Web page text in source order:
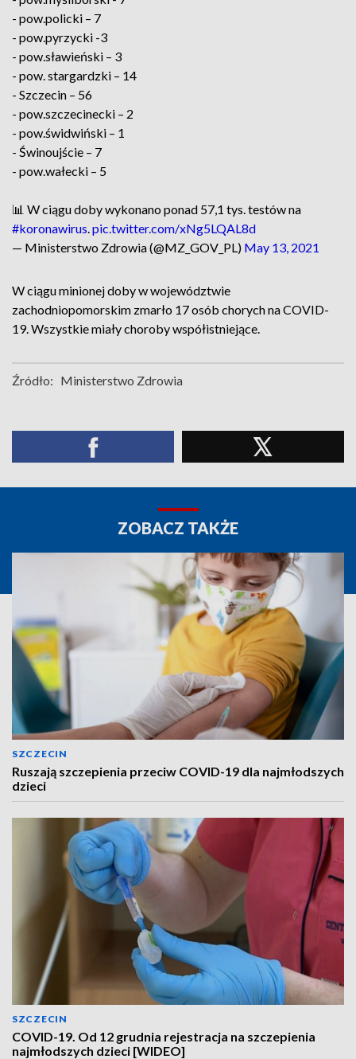
- pow.policki – 7
- pow.pyrzycki -3
- pow.sławieński – 3
- pow. stargardzki – 14
- Szczecin – 56
- pow.szczecinecki – 2
- pow.świdwiński – 1
- Świnoujście – 7
- pow.wałecki – 5
📊 W ciągu doby wykonano ponad 57,1 tys. testów na
#koronawirus.pic.twitter.com/xNg5LQAL8d
— Ministerstwo Zdrowia (@MZ_GOV_PL) May 13, 2021
W ciągu minionej doby w województwie
zachodniopomorskim zmarło 17 osób chorych na COVID-
19. Wszystkie miały choroby współistniejące.
Źródło: Ministerstwo Zdrowia
ZOBACZ TAKŻE
SZCZECIN
Ruszają szczepienia przeciw COVID-19 dla najmłodszych
dzieci
SZCZECIN
COVID-19. Od 12 grudnia rejestracja na szczepienia
najmłodszych dzieci [WIDEO]